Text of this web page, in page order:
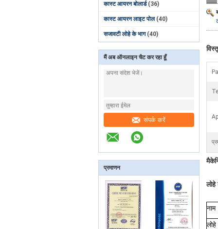
कास्ट आयरन बोलार्ड (36)
कास्ट आयरन लाइट पोल (40)
सजावटी लोहे के भाग (40)
मैं अब ऑनलाइन चैट कर रहा हूँ
संपर्क करें
प्रमाणन
लोहे
नाम